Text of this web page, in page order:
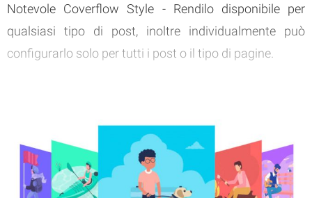
Notevole Coverflow Style - Rendilo disponibile per
qualsiasi tipo di post, inoltre individualmente può
configurarlo solo per tutti i post o il tipo di pagine.